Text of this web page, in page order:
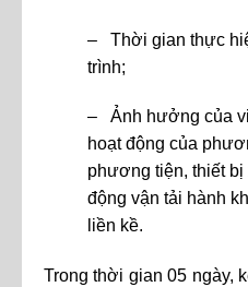
– Thời gian thực
trình;
– Ảnh hưởng của
hoạt động của
phương tiện, thiết
động vận tải hành
liền kề.
Trong thời gian 05 ngày,